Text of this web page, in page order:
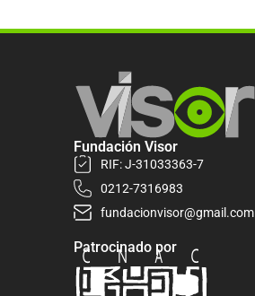
Fundación Visor
RIF: J-31033363-7
0212-7316983
fundacionvisor@gmail.com
Patrocinado por